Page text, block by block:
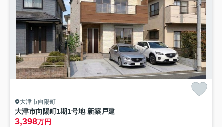
大津市向陽町
大津市向陽町1期1号地 新築戸建
3,398万円